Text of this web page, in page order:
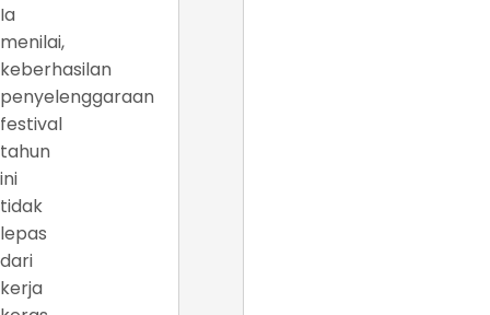
Ia
menilai,
keberhasilan
penyelenggaraan
festival
tahun
ini
tidak
lepas
dari
kerja